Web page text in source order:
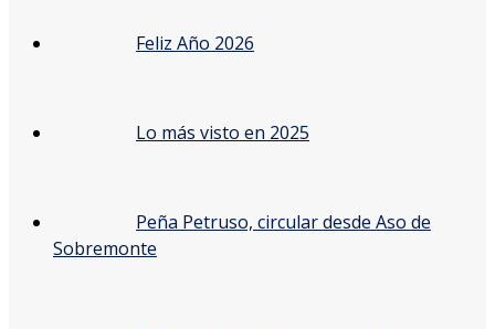
Feliz Año 2026
Lo más visto en 2025
Peña Petruso, circular desde Aso de
Sobremonte